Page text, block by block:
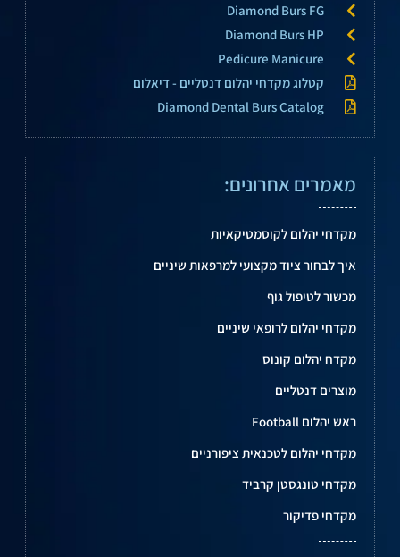
Diamond Burs FG
Diamond Burs HP
Pedicure Manicure
קטלוג מקדחי יהלום דנטליים - דיאלום
Diamond Dental Burs Catalog
מאמרים אחרונים:
מקדחי יהלום לקוסמטיקאיות
איך לבחור ציוד מקצועי למרפאות שיניים
מכשור לטיפול גוף
מקדחי יהלום לרופאי שיניים
מקדח יהלום קונוס
מוצרים דנטליים
ראש יהלום Football
מקדחי יהלום לטכנאית ציפורניים
מקדחי טונגסטן קרביד
מקדחי פדיקור